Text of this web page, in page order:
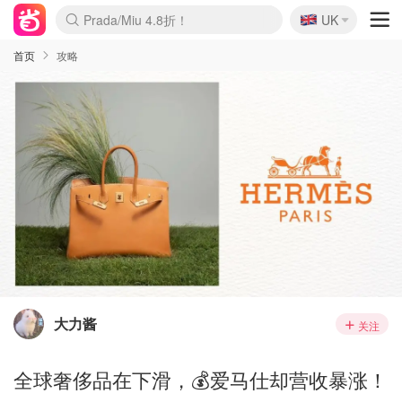
Prada/Miu 4.8折！
🇬🇧
UK
首页 攻略
大力酱 关注
全球奢侈品在下滑，💰爱马仕却营收暴涨！